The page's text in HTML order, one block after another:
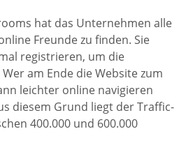
hat das Unternehmen alle
Freunde zu finden. Sie
registrieren, um die
am Ende die Website zum
leichter online navigieren
diesem Grund liegt der Traffic-
400.000 und 600.000